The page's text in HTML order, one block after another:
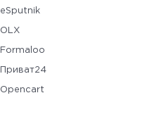
eSputnik
OLX
Formaloo
Приват24
Opencart